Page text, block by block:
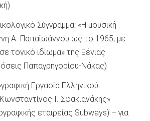
Σύγγραμμα: «Η μουσική
Α. Παπαϊωάννου ως το 1965, με
τονικό ιδίωμα» της Ξένιας
Παπαγρηγορίου-Νάκας)
Εργασία Ελληνικού
Ι. Σφακιανάκης»
εταιρείας Subways) – για